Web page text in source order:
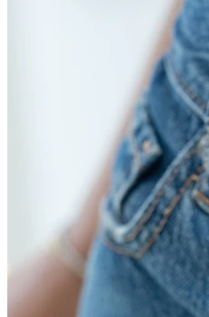
Vedenkestävä
Korvalävistykset